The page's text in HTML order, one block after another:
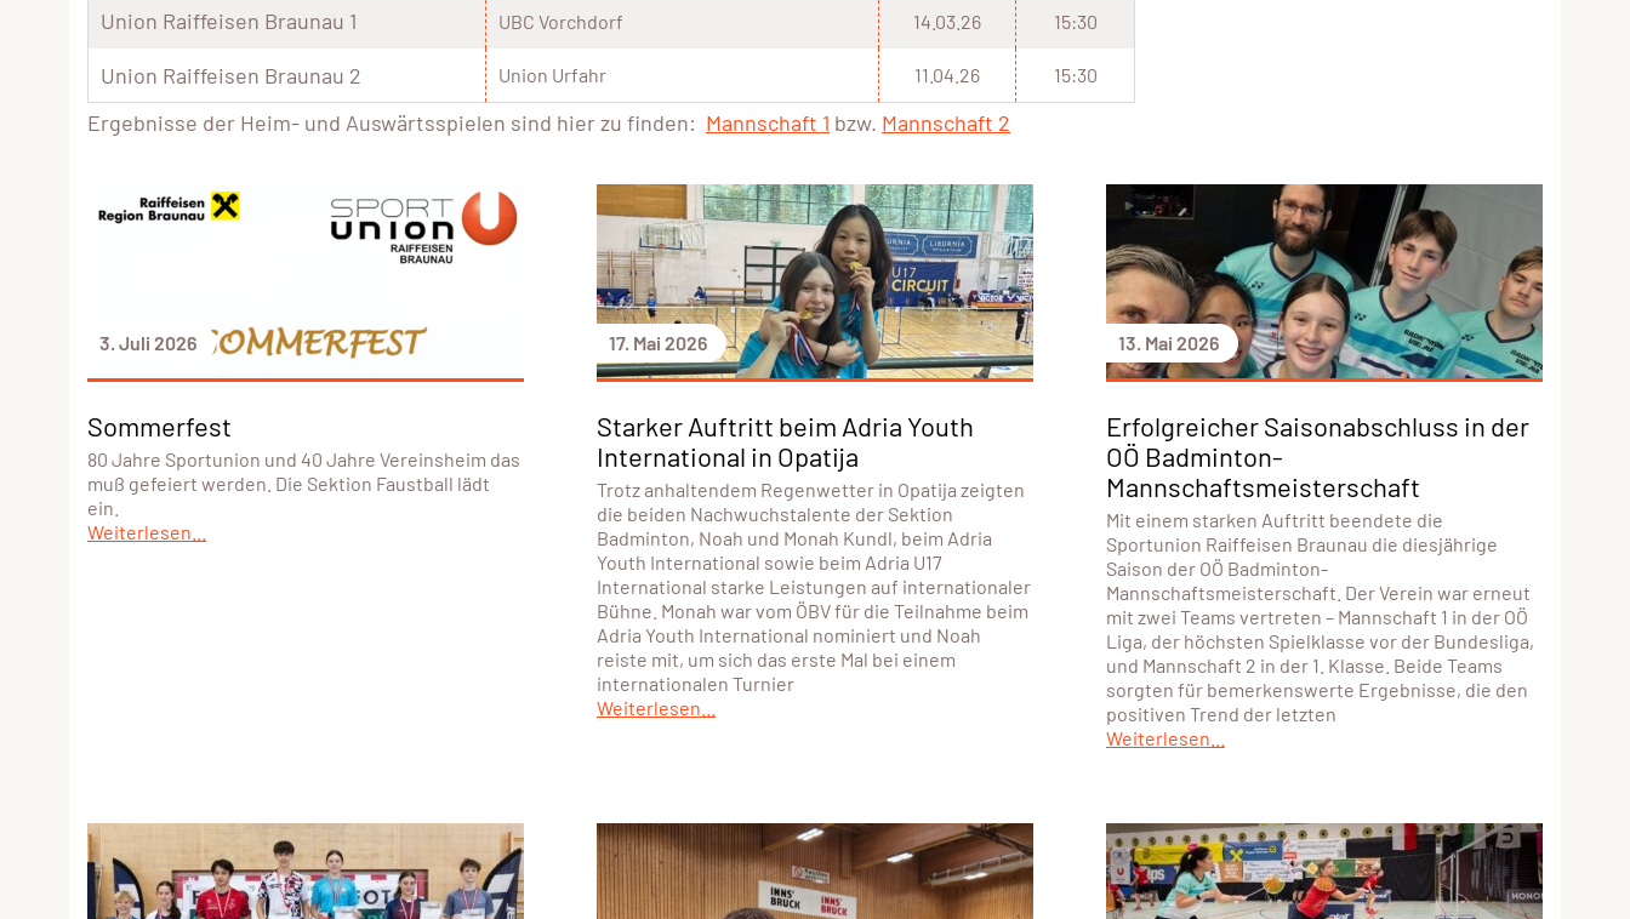
Union Raiffeisen Braunau 1 UBC Vorchdorf 14.03.26 15:30
Union Raiffeisen Braunau 2 Union Urfahr 11.04.26 15:30
Ergebnisse der Heim- und Auswärtsspielen sind hier zu finden: Mannschaft 1 bzw. Mannschaft 2
3. Juli 2026
Sommerfest
80 Jahre Sportunion und 40 Jahre Vereinsheim das
muß gefeiert werden. Die Sektion Faustball lädt
ein.
Weiterlesen...
17. Mai 2026
Starker Auftritt beim Adria Youth
International in Opatija
Trotz anhaltendem Regenwetter in Opatija zeigten
die beiden Nachwuchstalente der Sektion
Badminton, Noah und Monah Kundl, beim Adria
Youth International sowie beim Adria U17
International starke Leistungen auf internationaler
Bühne. Monah war vom ÖBV für die Teilnahme beim
Adria Youth International nominiert und Noah
reiste mit, um sich das erste Mal bei einem
internationalen Turnier
Weiterlesen...
13. Mai 2026
Erfolgreicher Saisonabschluss in der
OÖ Badminton-
Mannschaftsmeisterschaft
Mit einem starken Auftritt beendete die
Sportunion Raiffeisen Braunau die diesjährige
Saison der OÖ Badminton-
Mannschaftsmeisterschaft. Der Verein war erneut
mit zwei Teams vertreten – Mannschaft 1 in der OÖ
Liga, der höchsten Spielklasse vor der Bundesliga,
und Mannschaft 2 in der 1. Klasse. Beide Teams
sorgten für bemerkenswerte Ergebnisse, die den
positiven Trend der letzten
Weiterlesen...